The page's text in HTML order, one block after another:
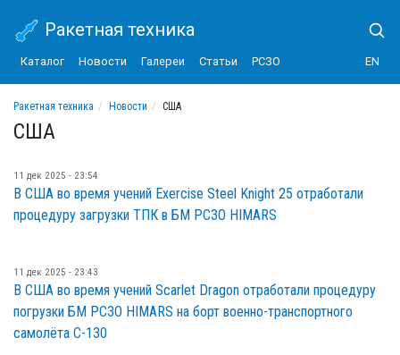
Ракетная техника
Каталог Новости Галереи Статьи РСЗО EN
Ракетная техника Новости США
США
11 дек 2025 - 23:54
В США во время учений Exercise Steel Knight 25 отработали
процедуру загрузки ТПК в БМ РСЗО HIMARS
11 дек 2025 - 23:43
В США во время учений Scarlet Dragon отработали процедуру
погрузки БМ РСЗО HIMARS на борт военно-транспортного
самолёта С-130